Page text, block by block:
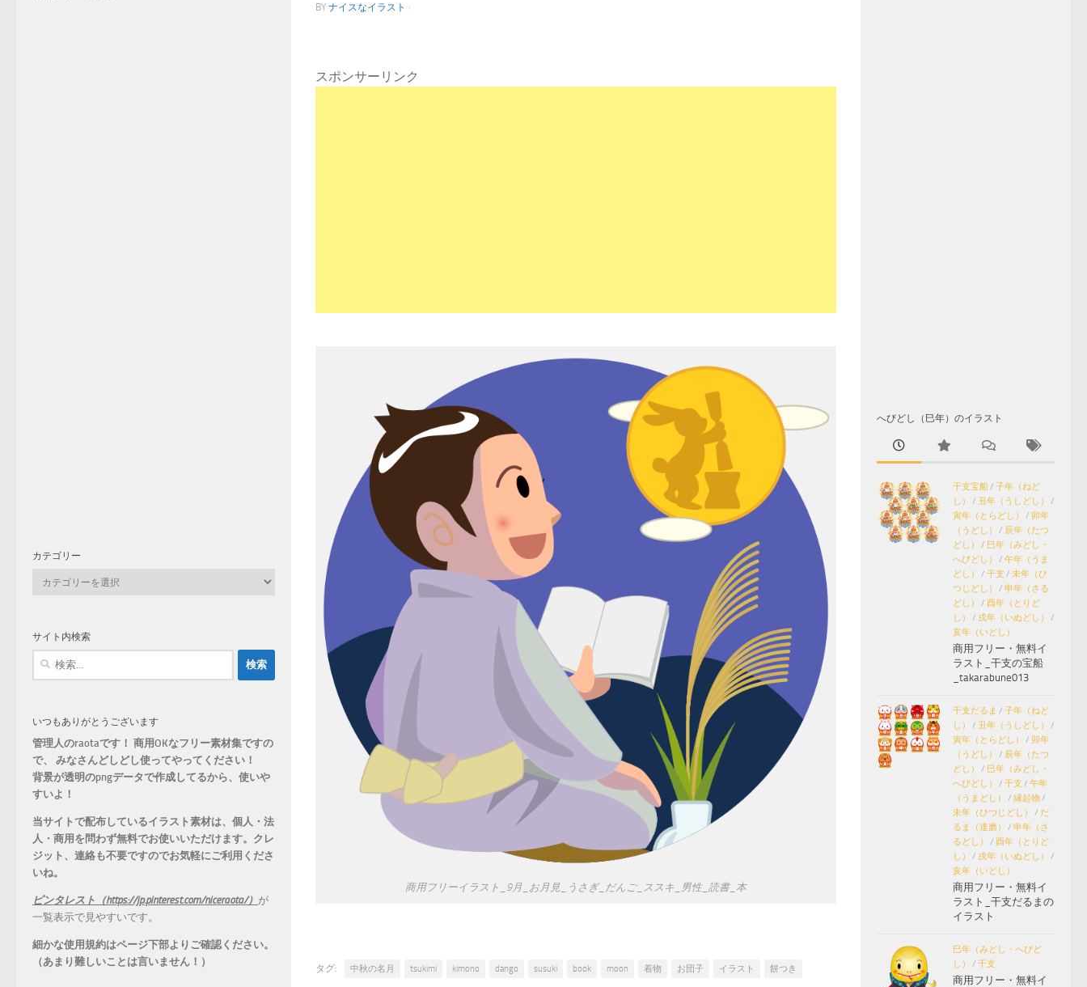
BY ナイスなイラスト ·
スポンサーリンク
商用フリーイラスト_9月_お月見_うさぎ_だんご_ススキ_男性_読書_本
タグ: 中秋の名月 tsukimi kimono dango susuki book moon 着物 お団子 イラスト 餅つき
カテゴリー
ー
サイト内検索
いつもありがとうございます
管理人のraotaです！ 商用OKなフリー素材集ですの
で、 みなさんどしどし使ってやってください！
背景が透明のpngデータで作成してるから、 使いや
すいよ！
当サイトで配布しているイラスト素材は、個人・法
人・商用を問わず無料でお使いいただけます。 クレ
ジット、連絡も不要ですのでお気軽にご利用くださ
いね。
ピンタレスト（https://jp.pinterest.com/niceraota/） が
一覧表示で見やすいです。
細かな使用規約はページ下部よりご確認ください。
（あまり難しいことは言いません！）
へびどし（巳年）のイラスト
干支宝船/ 子年（ねど
し）
/ 丑年（うしどし）
/
寅年（とらどし）
/ 卯年
（うどし）
/ 辰年（たつ
どし）
/ 巳年（みどし・
へびどし）
/ 午年（うま
どし）
/ 干支 / 未年（ひ
つじどし）
/ 申年（さる
どし）
/ 酉年（とりど
し）
/ 戌年（いぬどし）
/
亥年（いどし）
商用フリー・無料イ
ラスト_干支の宝船
_takarabune013
干支だるま / 子年（ねど
し）
/ 丑年（うしどし）
/
寅年（とらどし）
/ 卯年
（うどし）
/ 辰年（たつ
どし）
/ 巳年（みどし・
へびどし）
/ 干支 / 午年
（うまどし）
/ 縁起物/
未年（ひつじどし）
/ だ
るま（達磨）
/ 申年（さ
るどし）
/ 酉年（とりど
し）
/ 戌年（いぬどし）
/
亥年（いどし）
商用フリー・無料イ
ラスト_干支だるまの
イラスト
巳年（みどし・へびど
し）
/ 干支
商用フリー・無料イ